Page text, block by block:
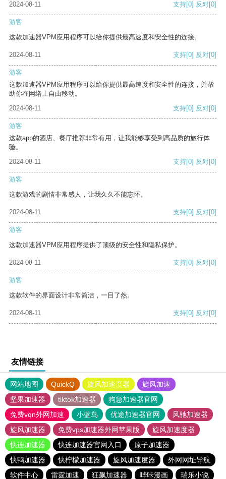
2024-08-11 支持[0] 反对[0]
游客
这款加速器VPM应用程序可以给你提供最高速度和安全性的连接。
2024-08-11 支持[0] 反对[0]
游客
这款加速器VPM应用程序可以给你提供最高速度和安全性的连接，并帮
助你在网络上自由移动。
2024-08-11
支持[0] 反对[0]
游客
这款app的酒店、餐厅推荐非常有用，让我能够享受到高品质的旅行体
验。
2024-08-11
支持[0] 反对[0]
游客
这款游戏的剧情非常感人，让我久久不能忘怀。
2024-08-11 支持[0] 反对[0]
游客
这款加速器VPM应用程序提供了顶级的安全性和隐私保护。
2024-08-11 支持[0] 反对[0]
游客
这款软件的界面设计非常简洁，一目了然。
2024-08-11 支持[0] 反对[0]
友情链接
网站地图 QuickQ 旋风加速度器
旋风加速
坚果加速器
tiktok加速器
狗急加速器官网
免费vqn外网加速
小蓝鸟 优途加速器官网
风驰加速器
旋风加速器
免费vps加速器外网苹果版
旋风加速度器
快连加速器
快连加速器官网入口
原子加速器
快鸭加速器
快柠檬加速器 旋风加速度器
外网网址导航
软件中心
雷霆加速 狂飙加速器 哔咔漫画 瑞乐小说